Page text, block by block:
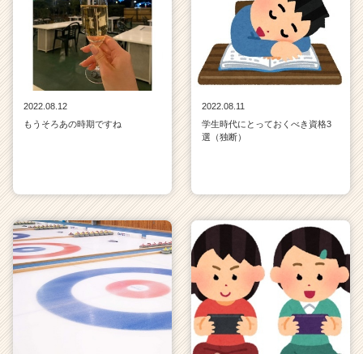
2022.08.12
もうそろあの時期ですね
2022.08.11
学生時代にとっておくべき資格3
選（独断）